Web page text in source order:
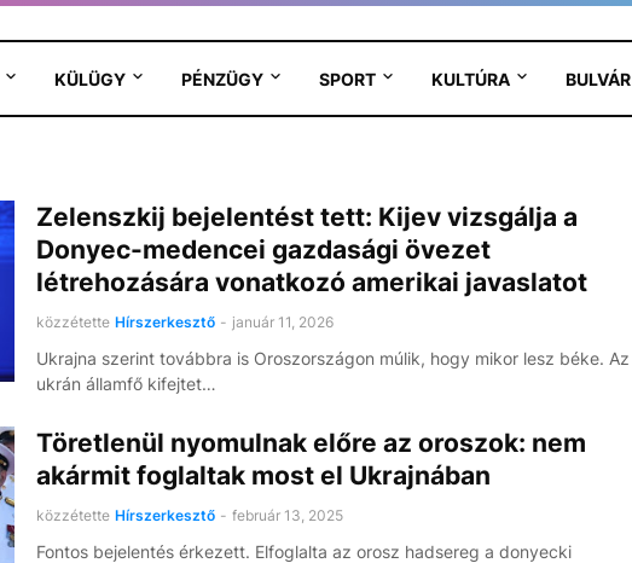
KÜLÜGY PÉNZÜGY SPORT KULTÚRA BULVÁR
Zelenszkij bejelentést tett: Kijev vizsgálja a
Donyec-medencei gazdasági övezet
létrehozására vonatkozó amerikai javaslatot
közzétette Hírszerkesztő - január 11, 2026
Ukrajna szerint továbbra is Oroszországon múlik, hogy mikor lesz béke. Az
ukrán államfő kifejtet…
Töretlenül nyomulnak előre az oroszok: nem
akármit foglaltak most el Ukrajnában
közzétette Hírszerkesztő - február 13, 2025
Fontos bejelentés érkezett. Elfoglalta az orosz hadsereg a donyecki